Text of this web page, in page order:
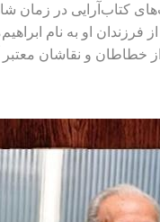
كتاب‌آرايی در زمان
فرزندان او به نام
و نقاشان معتبر آ